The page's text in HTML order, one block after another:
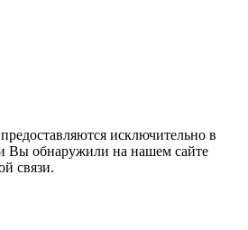
исключительно в
Вы обнаружили на нашем сайте
связи.